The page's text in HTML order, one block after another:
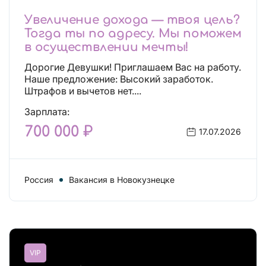
Увеличение дохода — твоя цель?
Тогда ты по адресу. Мы поможем
в осуществлении мечты!
Дорогие Девушки! Приглашаем Вас на работу.
Наше предложение: Высокий заработок.
Штрафов и вычетов нет....
Зарплата:
700 000 ₽ 17.07.2026
Россия Вакансия в Новокузнецке
VIP